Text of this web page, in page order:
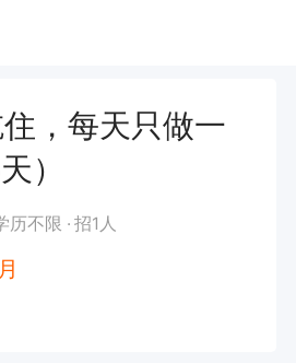
，每天只做一
）
历不限 招1人